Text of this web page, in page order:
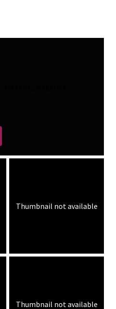
Thumbnail not available
Thumbnail not available